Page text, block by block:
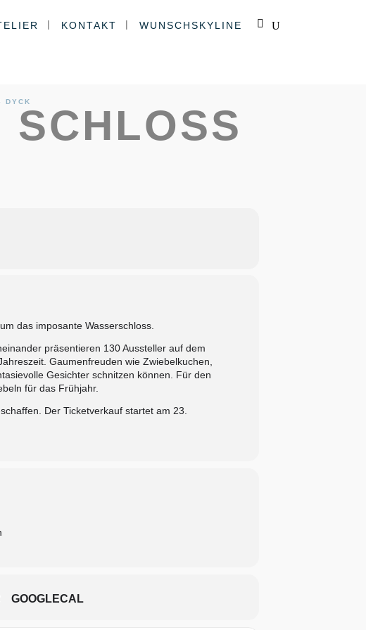
KONTAKT WUNSCHSKYLINE
Dyck
DYCK
SCHLOSS
das imposante Wasserschloss.
präsentieren 130 Aussteller auf dem
Gaumenfreuden wie Zwiebelkuchen,
Gesichter schnitzen können. Für den
für das Frühjahr.
Der Ticketverkauf startet am 23.
GOOGLECAL